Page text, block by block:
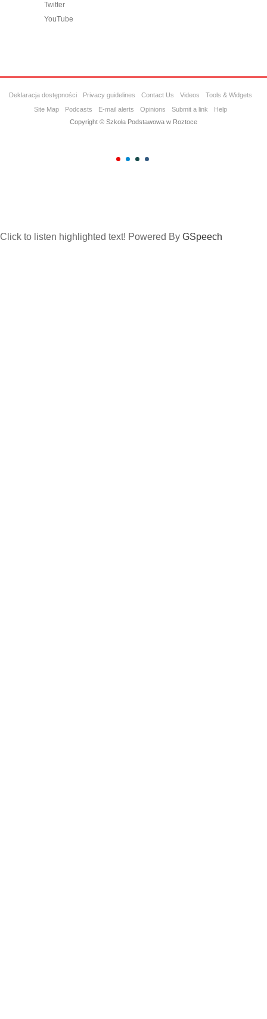
Twitter
YouTube
Deklaracja dostępności Privacy guidelines Contact Us Videos
Tools & Widgets
Site Map
Podcasts E-mail alerts Opinions Submit a link
Help
Copyright © Szkoła Podstawowa w Roztoce
Click to listen highlighted text! Powered By GSpeech